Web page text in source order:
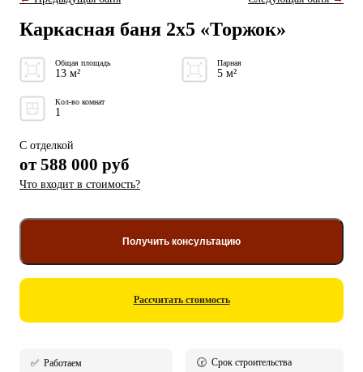
Каркасная баня 2x5 «Торжок»
Общая площадь
13 м²
Парная
5 м²
Кол-во комнат
1
С отделкой
от 588 000 руб
Что входит в стоимость?
Получить консультацию
Рассчитать стоимость
✅ Работаем 🕝 Срок строительства